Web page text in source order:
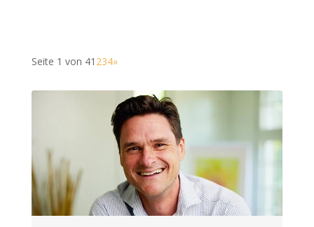
Seite 1 von 41 234»